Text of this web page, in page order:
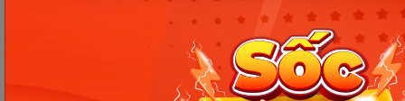
Hình ảnh dùng thấu kính hội tụ đốt cháy lá khô. (Ảnh: Sưu
tầm Internet)
Ánh sáng là gì? Tìm hiểu kiến thức về